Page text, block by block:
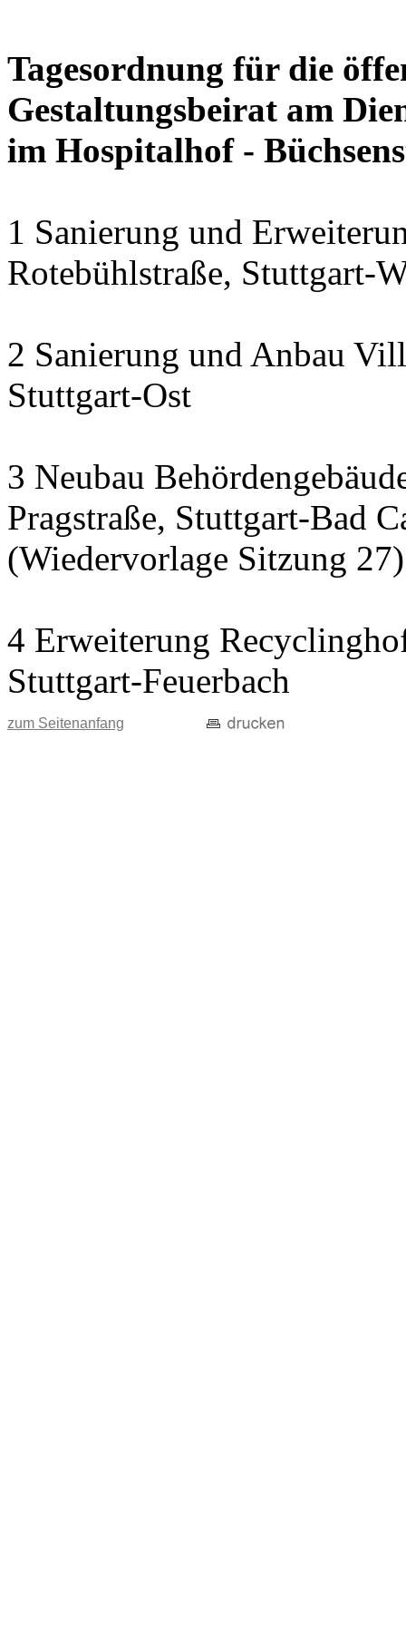
Tagesordnung für die
Gestaltungsbeirat am
im Hospitalhof -
1 Sanierung und
Rotebühlstraße, Stuttgart-
2 Sanierung und Anbau
Stuttgart-Ost
3 Neubau
Pragstraße, Stuttgart-Bad
(Wiedervorlage Sitzung 27)
4 Erweiterung
Stuttgart-Feuerbach
zum Seitenanfang